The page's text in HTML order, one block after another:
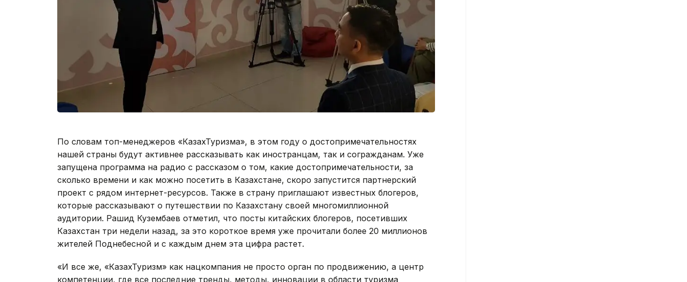
По словам топ-менеджеров «КазахТуризма», в этом году о достопримечательностях
нашей страны будут активнее рассказывать как иностранцам, так и согражданам. Уже
запущена программа на радио с рассказом о том, какие достопримечательности, за
сколько времени и как можно посетить в Казахстане, скоро запустится партнерский
проект с рядом интернет-ресурсов. Также в страну приглашают известных блогеров,
которые рассказывают о путешествии по Казахстану своей многомиллионной
аудитории. Рашид Кузембаев отметил, что посты китайских блогеров, посетивших
Казахстан три недели назад, за это короткое время уже прочитали более 20 миллионов
жителей Поднебесной и с каждым днем эта цифра растет.
«И все же, «КазахТуризм» как нацкомпания не просто орган по продвижению, а центр
компетенции, где все последние тренды, методы, инновации в области туризма